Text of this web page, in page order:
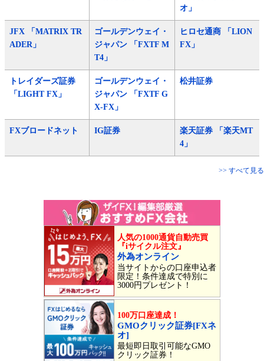
オ」
JFX 「MATRIX TR
ADER」
ゴールデンウェイ・
ジャパン 「FXTF M
T4」
ヒロセ通商 「LION
FX」
トレイダーズ証券
「LIGHT FX」
ゴールデンウェイ・
ジャパン 「FXTF G
X-FX」
松井証券
FXブロードネット IG証券
楽天証券 「楽天MT
4」
>> すべて見る
人気の1000通貨自動売買
『iサイクル注文』
外為オンライン
当サイトからの口座申込者
限定！条件達成で特別に
3000円プレゼント！
100万口座達成！
GMOクリック証券[FXネ
オ]
最短即日取引可能なGMO
クリック証券！